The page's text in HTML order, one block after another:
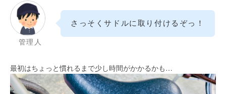
管理人
さっそくサドルに取り付けるぞっ！
最初はちょっと慣れるまで少し時間がかかるかも…